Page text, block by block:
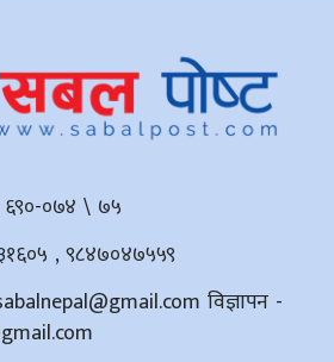
६९०-०७४ \ ७५
, ९८४७०४७५५९
विज्ञापन -